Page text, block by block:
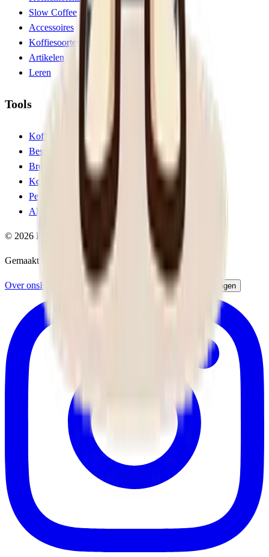
Slow Coffee
Accessoires
Koffiesoorten
Artikelen
Leren
Tools
Koffiemachine keuzehulp
Bespaarcalculator
Brew Calculator
Koffie Trivia
Persoonlijkheidstest
Alle tools
© 2026 Koffienoob. Alle rechten voorbehouden.
Gemaakt door Vizibly
Over onsHoe wij reviewen Privacy Cookie-instellingen